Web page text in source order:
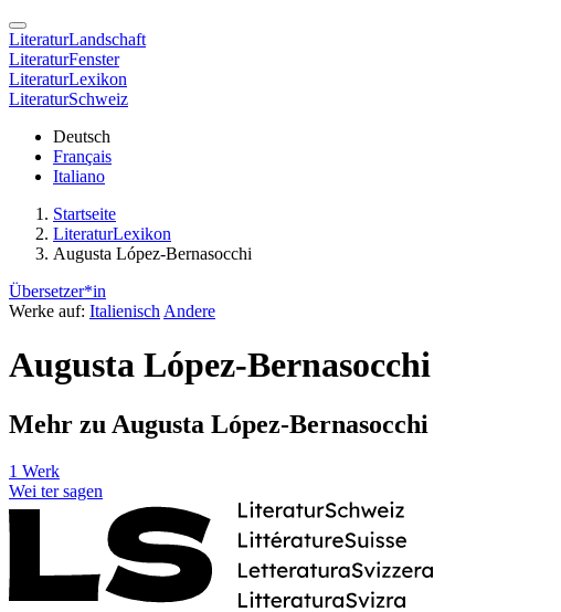
LiteraturLandschaft
LiteraturFenster
LiteraturLexikon
LiteraturSchweiz
Deutsch
Français
Italiano
Startseite
LiteraturLexikon
Augusta López-Bernasocchi
Übersetzer*in
Werke auf: Italienisch Andere
Augusta López-Bernasocchi
Mehr zu Augusta López-Bernasocchi
1 Werk
Wei ter sagen